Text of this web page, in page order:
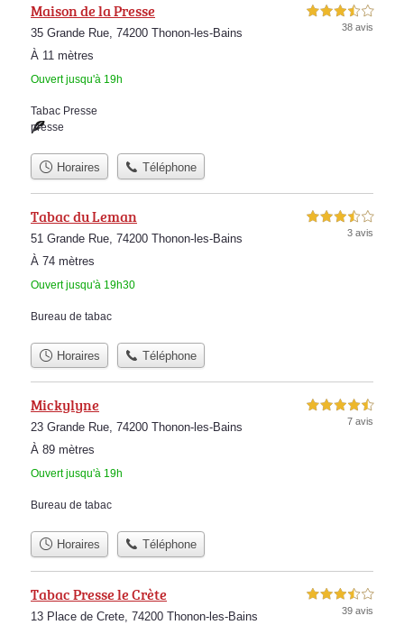
Maison de la Presse
35 Grande Rue, 74200 Thonon-les-Bains
À 11 mètres
Ouvert jusqu'à 19h
3,5 étoiles sur 5
38 avis
Tabac Presse
presse
Horaires Téléphone
Tabac du Leman
51 Grande Rue, 74200 Thonon-les-Bains
À 74 mètres
Ouvert jusqu'à 19h30
3,5 étoiles sur 5
3 avis
Bureau de tabac
Horaires Téléphone
Mickylyne
23 Grande Rue, 74200 Thonon-les-Bains
À 89 mètres
Ouvert jusqu'à 19h
4,5 étoiles sur 5
7 avis
Bureau de tabac
Horaires Téléphone
Tabac Presse le Crète
13 Place de Crete, 74200 Thonon-les-Bains
3,5 étoiles sur 5
39 avis